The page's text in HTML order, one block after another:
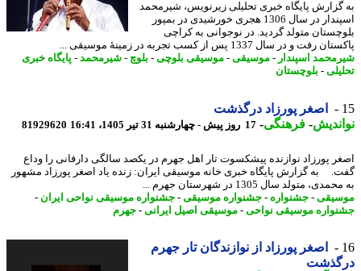
پایگاه خبری تحلیلی زیرنویس، شیرمحمد
اسپندار در سال 1306 هجری خورشیدی در بمپور
متولد گردید. در نوجوانی به کراچی
و در سال 1337 پس از کسب تجربه در زمینهٔ موسیقی ...
اسپندار-موسیقی-موسیقی بلوچی-بلوچ -شیرمحمد-پایگاه خبری
-بلوچستان
اصغر پورزاد درگذشت
-فرهنگی-17 روز پیش - چهارشنبه 31 تیر 1405، 16:41 81929620
پورزاد نوازنده پیشکسوت تار اهل جهرم در یکصد سالگی دارفانی را وداع
به گزارش پایگاه خبری خانه موسیقی ایران: زنده یاد اصغر پورزاد مشهور
متولد سال 1305 در شهرستان جهرم ...
-جشنواره- جشنواره موسیقی-جشنواره موسیقی نواحی ایران -
موسیقی نواحی -موسیقی اصیل ایرانی- جهرم
اصغر پورزاد از نوازندگان تار جهرم